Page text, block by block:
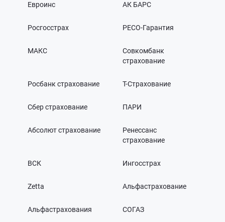
Евроинс АК БАРС
Росгосстрах РЕСО-Гарантия
МАКС
Совкомбанк
страхование
Росбанк страхование Т-Страхование
Сбер страхование ПАРИ
Абсолют страхование
Ренессанс
страхование
ВСК Ингосстрах
Zetta Альфастрахование
Альфастрахования СОГАЗ